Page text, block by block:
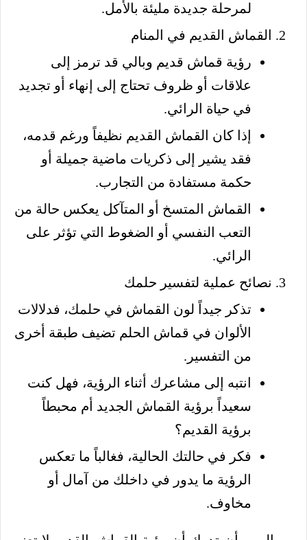
لمرحلة جديدة مليئة بالأمل.
القماش القديم في المنام
رؤية قماش قديم وبالي قد ترمز إلى
علاقات أو ظروف تحتاج إلى إنهاء أو تجديد
في حياة الرائي.
إذا كان القماش القديم نظيفاً ورغم قدمه،
فقد يشير إلى ذكريات ماضية جميلة أو
حكمة مستفادة من التجارب.
القماش المتسخ أو المتآكل يعكس حالة من
التعب النفسي أو الضغوط التي تؤثر على
الرائي.
نصائح عملية لتفسير حلمك
تذكر جيداً لون القماش في حلمك، فدلالات
الألوان في قماش الحلم تضيف طبقة أخرى
من التفسير.
انتبه إلى مشاعرك أثناء الرؤية، فهل كنت
سعيداً برؤية القماش الجديد أم محبطاً
برؤية القديم؟
فكر في حالتك الحالية، فغالباً ما تعكس
الرؤية ما يدور في داخلك من آمال أو
مخاوف.